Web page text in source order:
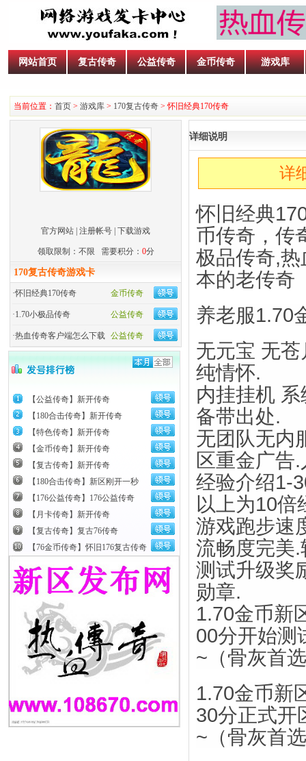
网站首页 复古传奇 公益传奇 金币传奇 游戏库
当前位置： 首页 > 游戏库 > 170复古传奇 > 怀旧经典170传奇
官方网站 注册帐号 下载游戏
领取限制：不限 需要积分： 0分
170复古传奇游戏卡
金币传奇
·怀旧经典170传奇
公益传奇
·1.70小极品传奇
公益传奇
·热血传奇客户端怎么下载
【公益传奇】新开传奇
【180合击传奇】新开传奇
【特色传奇】新开传奇
【金币传奇】新开传奇
【复古传奇】新开传奇
【180合击传奇】新区刚开一秒
【176公益传奇】176公益传奇
【月卡传奇】新开传奇
【复古传奇】复古76传奇
【76金币传奇】怀旧176复古传奇
详细说明
详
怀旧经典
币传奇，传
极品传奇,
本的老传奇
养老服1.70
无元宝 无
纯情怀.
内挂挂机
备带出处.
无团队无内
区重金广告
经验介绍1-
以上为10倍
游戏跑步速
流畅度完美
测试升级奖
勋章.
1.70金币新
00分开始测
~（骨灰首
1.70金币新
30分正式开
~（骨灰首